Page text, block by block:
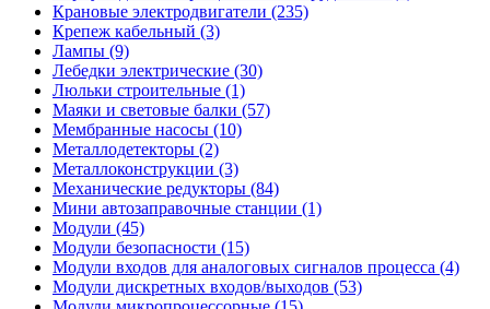
Крановые электродвигатели (235)
Крепеж кабельный (3)
Лампы (9)
Лебедки электрические (30)
Люльки строительные (1)
Маяки и световые балки (57)
Мембранные насосы (10)
Металлодетекторы (2)
Металлоконструкции (3)
Механические редукторы (84)
Мини автозаправочные станции (1)
Модули (45)
Модули безопасности (15)
Модули входов для аналоговых сигналов процесса (4)
Модули дискретных входов/выходов (53)